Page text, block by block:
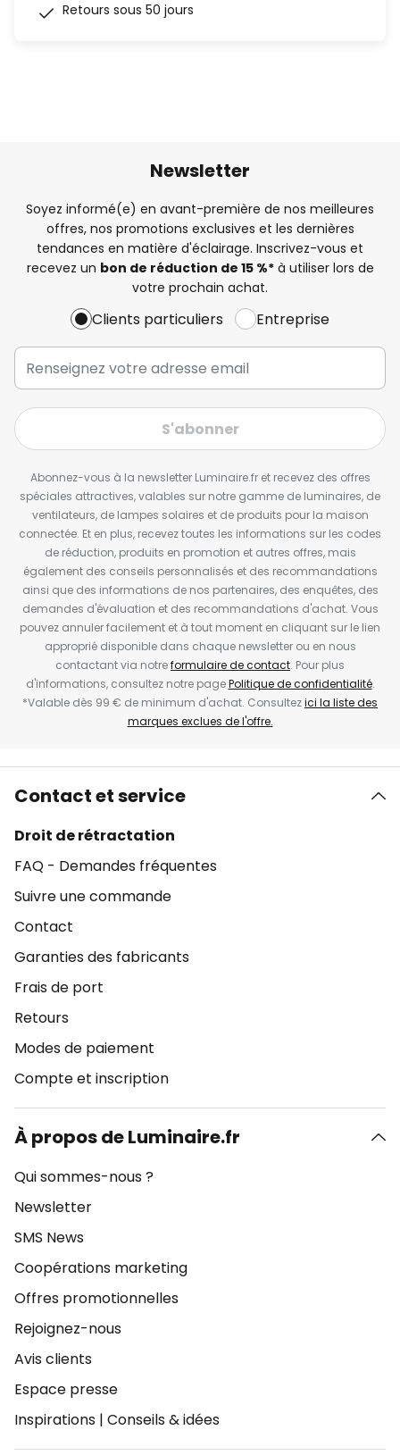
Retours sous 50 jours
Newsletter
Soyez informé(e) en avant-première de nos meilleures
offres, nos promotions exclusives et les dernières
tendances en matière d'éclairage. Inscrivez-vous et
recevez un bon de réduction de 15 %*à utiliser lors de
votre prochain achat.
Clients particuliers Entreprise
S'abonner
Abonnez-vous à la newsletter Luminaire.fr et recevez des offres
spéciales attractives, valables sur notre gamme de luminaires, de
ventilateurs, de lampes solaires et de produits pour la maison
connectée. Et en plus, recevez toutes les informations sur les codes
de réduction, produits en promotion et autres offres, mais
également des conseils personnalisés et des recommandations
ainsi que des informations de nos partenaires, des enquêtes, des
demandes d'évaluation et des recommandations d'achat. Vous
pouvez annuler facilement et à tout moment en cliquant sur le lien
approprié disponible dans chaque newsletter ou en nous
contactant via notreformulaire de contact. Pour plus
d'informations, consultez notre pagePolitique de confidentialité.
*Valable dès 99 € de minimum d'achat. Consultezici la liste des
marques exclues de l'offre.
Contact et service
Droit de rétractation
FAQ - Demandes fréquentes
Suivre une commande
Contact
Garanties des fabricants
Frais de port
Retours
Modes de paiement
Compte et inscription
À propos de Luminaire.fr
Qui sommes-nous ?
Newsletter
SMS News
Coopérations marketing
Offres promotionnelles
Rejoignez-nous
Avis clients
Espace presse
Inspirations | Conseils & idées